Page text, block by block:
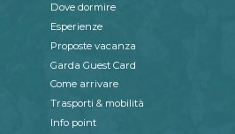
Dove dormire
Esperienze
Proposte vacanza
Garda Guest Card
Come arrivare
Trasporti & mobilità
Info point